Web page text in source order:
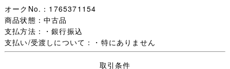
オークNo.：1765371154
商品状態：中古品
支払方法：・銀行振込
支払い/受渡しについて：・特にありません
取引条件